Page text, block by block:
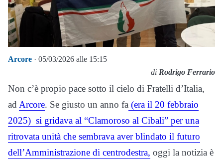
Arcore · 05/03/2026 alle 15:15
di Rodrigo Ferrario
Non c’è propio pace sotto il cielo di Fratelli d’Italia,
adArcore. Se giusto un anno fa (era il 20 febbraio
2025) si gridava al “Clamoroso al Cibali” per una
ritrovata unità che sembrava aver blindato il futuro
dell’Amministrazione di centrodestra, oggi la notizia è